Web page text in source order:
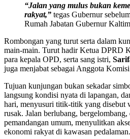
“Jalan yang mulus bukan
rakyat,” tegas Gubernur
Rumah Jabatan Gubernur
Rombongan yang turut serta dalam
main-main. Turut hadir Ketua DPRD
para kepala OPD, serta sang istri,
juga menjabat sebagai Anggota
Tujuan kunjungan bukan sekadar
langsung kondisi nyata di lapangan,
hari, menyusuri titik-titik yang disebut
rusak. Jalan berlubang,
pemandangan umum, menyulitkan
ekonomi rakyat di kawasan pedalaman.